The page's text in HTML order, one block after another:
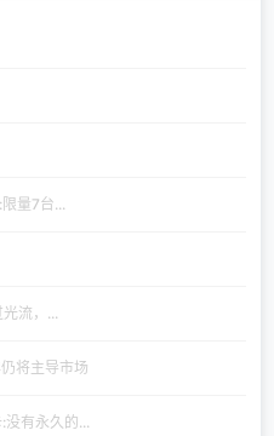
量7台...
流，...
将主导市场
有永久的...